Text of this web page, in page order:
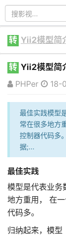
转 Yii2模型简
转 Yii2模型简
PHPer
18-
最佳实践模型
常在很多地方
控制器代码多
据;...
最佳实践
模型是代表业务
地方重用， 在
代码多。
归纳起来，模型